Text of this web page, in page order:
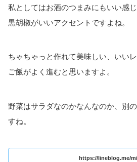
私としてはお酒のつまみにもいい感じ
黒胡椒がいいアクセントですよね。
ちゃちゃっと作れて美味しい、いい
ご飯がよく進むと思いますよ。
野菜はサラダなのかなんなのか、別
すね。
https://lineblog.me/